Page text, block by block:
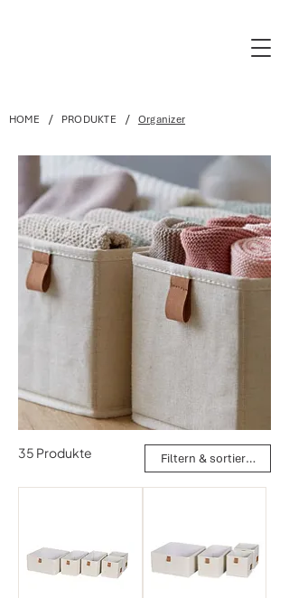
HOME / PRODUKTE / Organizer
35 Produkte Filtern & sortieren